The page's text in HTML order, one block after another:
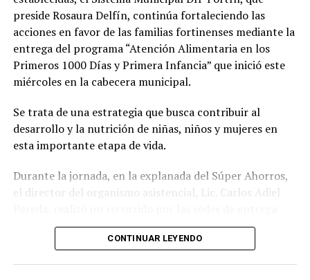
preside Rosaura Delfín, continúa fortaleciendo las
acciones en favor de las familias fortinenses mediante la
entrega del programa “Atención Alimentaria en los
Primeros 1000 Días y Primera Infancia” que inició este
miércoles en la cabecera municipal.
Se trata de una estrategia que busca contribuir al
desarrollo y la nutrición de niñas, niños y mujeres en
esta importante etapa de vida.
Durante la jornada, en la explanada del Súper Ahorros,
el director del organismo asistencial, Lic. Carlos Adiel
para supervisar las actividades desarrolladas por el área
de Plan Alimentario, reconociendo el compromiso y la
CONTINUAR LEYENDO